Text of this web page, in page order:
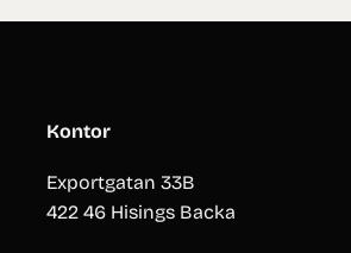
Kontor
Exportgatan 33B
422 46 Hisings Backa